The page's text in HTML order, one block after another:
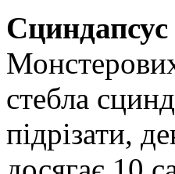
Сциндапсус
стебла
підрізати,